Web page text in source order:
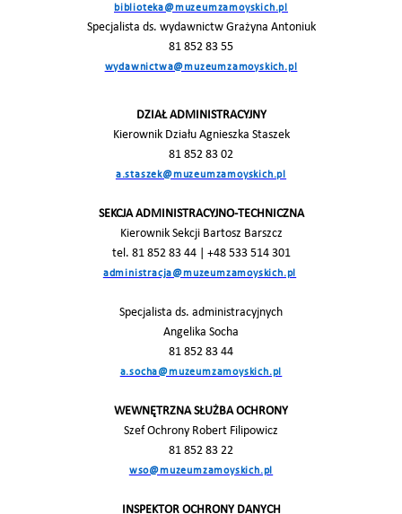
biblioteka@muzeumzamoyskich.pl
Specjalista ds. wydawnictw Grażyna Antoniuk
81 852 83 55
wydawnictwa@muzeumzamoyskich.pl
DZIAŁ ADMINISTRACYJNY
Kierownik Działu Agnieszka Staszek
81 852 83 02
a.staszek@muzeumzamoyskich.pl
SEKCJA ADMINISTRACYJNO-TECHNICZNA
Kierownik Sekcji Bartosz Barszcz
tel. 81 852 83 44 | +48 533 514 301
administracja@muzeumzamoyskich.pl
Specjalista ds. administracyjnych
Angelika Socha
81 852 83 44
a.socha@muzeumzamoyskich.pl
WEWNĘTRZNA SŁUŻBA OCHRONY
Szef Ochrony Robert Filipowicz
81 852 83 22
wso@muzeumzamoyskich.pl
INSPEKTOR OCHRONY DANYCH